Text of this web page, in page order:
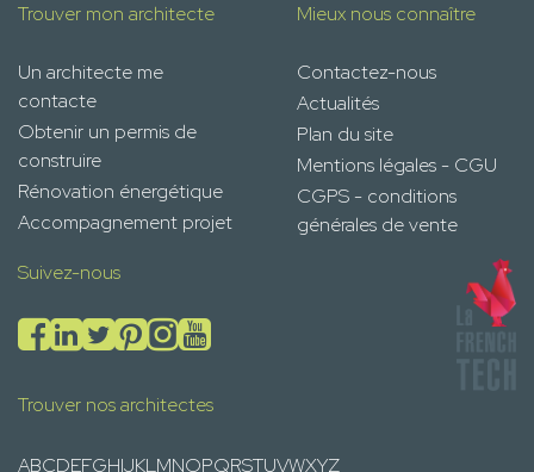
Trouver mon architecte
Un architecte me
contacte
Obtenir un permis de
construire
Rénovation énergétique
Accompagnement projet
Mieux nous connaître
Contactez-nous
Actualités
Plan du site
Mentions légales - CGU
CGPS - conditions
générales de vente
Suivez-nous
Trouver nos architectes
ABCDEFGHIJKLMNOPQRSTUVWXYZ